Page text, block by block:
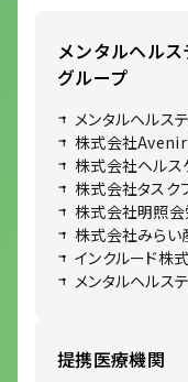
メンタルヘル
グループ
メンタルヘルス
株式会社Avenir
株式会社ヘルス
株式会社タスク
株式会社明照会
株式会社みら
インクルード株
メンタルヘルス
提携医療機関